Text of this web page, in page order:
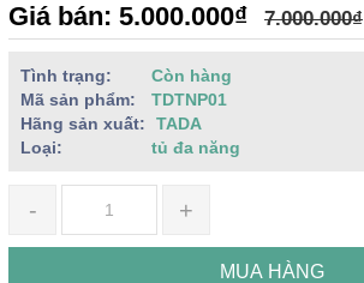
Giá bán: 5.000.000₫ 7.000.000₫
Tình trạng:
Còn hàng
Mã sản phẩm:
TDTNP01
Hãng sản xuất:
TADA
Loại:
tủ đa năng
- +
MUA HÀNG